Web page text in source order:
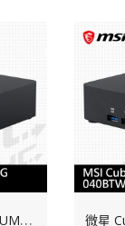
微
星 Cubi NUC AI 1UMG-039BTW-B5125HXX(Intel Core 5-125H【SSD.RAM.OS選購】)